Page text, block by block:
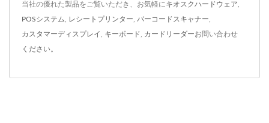
当社の優れた製品をご覧いただき、お気軽にキオスクハードウェア
POSシステム レシートプリンター バーコードスキャナー
カスタマーディスプレイ キーボード カードリーダーお問い合わせ
ください。